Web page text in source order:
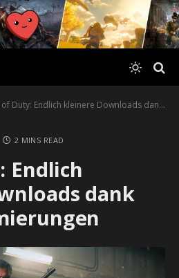
Duty: Endlich kleinere Downloads dank neuer Optimierungen
2 MINS READ
Endlich
dank